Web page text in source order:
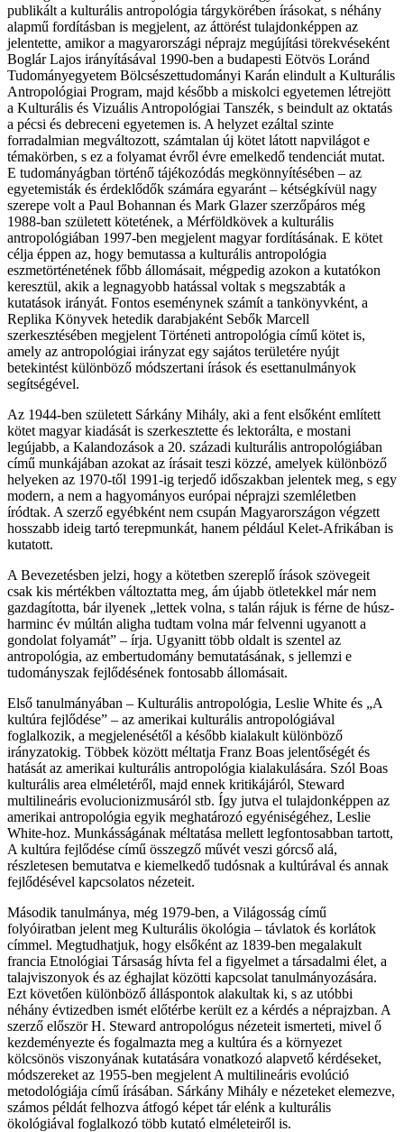
publikált a kulturális antropológia tárgykörében írásokat, s néhány
alapmű fordításban is megjelent, az áttörést tulajdonképpen az
jelentette, amikor a magyarországi néprajz megújítási törekvéseként
Boglár Lajos irányításával 1990-ben a budapesti Eötvös Loránd
Tudományegyetem Bölcsészettudományi Karán elindult a Kulturális
Antropológiai Program, majd később a miskolci egyetemen létrejött
a Kulturális és Vizuális Antropológiai Tanszék, s beindult az oktatás
a pécsi és debreceni egyetemen is. A helyzet ezáltal szinte
forradalmian megváltozott, számtalan új kötet látott napvilágot e
témakörben, s ez a folyamat évről évre emelkedő tendenciát mutat.
E tudományágban történő tájékozódás megkönnyítésében – az
egyetemisták és érdeklődők számára egyaránt – kétségkívül nagy
szerepe volt a Paul Bohannan és Mark Glazer szerzőpáros még
1988-ban született kötetének, a Mérföldkövek a kulturális
antropológiában 1997-ben megjelent magyar fordításának. E kötet
célja éppen az, hogy bemutassa a kulturális antropológia
eszmetörténetének főbb állomásait, mégpedig azokon a kutatókon
keresztül, akik a legnagyobb hatással voltak s megszabták a
kutatások irányát. Fontos eseménynek számít a tankönyvként, a
Replika Könyvek hetedik darabjaként Sebők Marcell
szerkesztésében megjelent Történeti antropológia című kötet is,
amely az antropológiai irányzat egy sajátos területére nyújt
betekintést különböző módszertani írások és esettanulmányok
segítségével.
Az 1944-ben született Sárkány Mihály, aki a fent elsőként említett
kötet magyar kiadását is szerkesztette és lektorálta, e mostani
legújabb, a Kalandozások a 20. századi kulturális antropológiában
című munkájában azokat az írásait teszi közzé, amelyek különböző
helyeken az 1970-től 1991-ig terjedő időszakban jelentek meg, s egy
modern, a nem a hagyományos európai néprajzi szemléletben
íródtak. A szerző egyébként nem csupán Magyarországon végzett
hosszabb ideig tartó terepmunkát, hanem például Kelet-Afrikában is
kutatott.
A Bevezetésben jelzi, hogy a kötetben szereplő írások szövegeit
csak kis mértékben változtatta meg, ám újabb ötletekkel már nem
gazdagította, bár ilyenek „lettek volna, s talán rájuk is férne de húsz-
harminc év múltán aligha tudtam volna már felvenni ugyanott a
gondolat folyamát” – írja. Ugyanitt több oldalt is szentel az
antropológia, az embertudomány bemutatásának, s jellemzi e
tudományszak fejlődésének fontosabb állomásait.
Első tanulmányában – Kulturális antropológia, Leslie White és „A
kultúra fejlődése” – az amerikai kulturális antropológiával
foglalkozik, a megjelenésétől a később kialakult különböző
irányzatokig. Többek között méltatja Franz Boas jelentőségét és
hatását az amerikai kulturális antropológia kialakulására. Szól Boas
kulturális area elméletéről, majd ennek kritikájáról, Steward
multilineáris evolucionizmusáról stb. Így jutva el tulajdonképpen az
amerikai antropológia egyik meghatározó egyéniségéhez, Leslie
White-hoz. Munkásságának méltatása mellett legfontosabban tartott,
A kultúra fejlődése című összegző művét veszi górcső alá,
részletesen bemutatva e kiemelkedő tudósnak a kultúrával és annak
fejlődésével kapcsolatos nézeteit.
Második tanulmánya, még 1979-ben, a Világosság című
folyóiratban jelent meg Kulturális ökológia – távlatok és korlátok
címmel. Megtudhatjuk, hogy elsőként az 1839-ben megalakult
francia Etnológiai Társaság hívta fel a figyelmet a társadalmi élet, a
talajviszonyok és az éghajlat közötti kapcsolat tanulmányozására.
Ezt követően különböző álláspontok alakultak ki, s az utóbbi
néhány évtizedben ismét előtérbe került ez a kérdés a néprajzban. A
szerző először H. Steward antropológus nézeteit ismerteti, mivel ő
kezdeményezte és fogalmazta meg a kultúra és a környezet
kölcsönös viszonyának kutatására vonatkozó alapvető kérdéseket,
módszereket az 1955-ben megjelent A multilineáris evolúció
metodológiája című írásában. Sárkány Mihály e nézeteket elemezve,
számos példát felhozva átfogó képet tár elénk a kulturális
ökológiával foglalkozó több kutató elméleteiről is.